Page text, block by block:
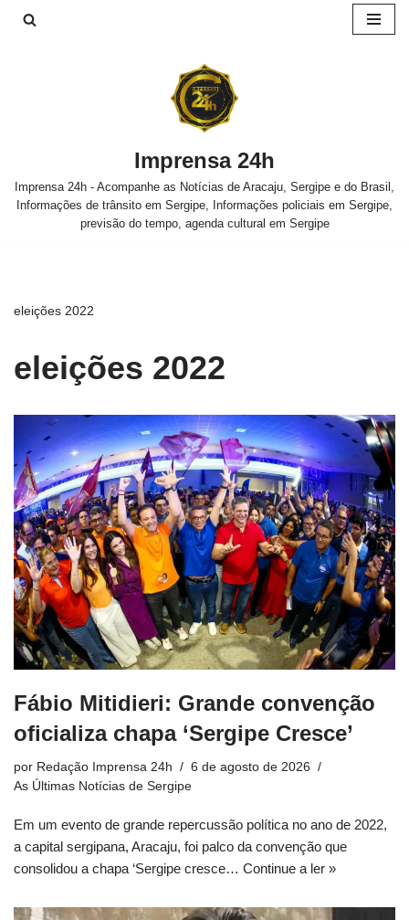
Imprensa 24h
Imprensa 24h - Acompanhe as Notícias de Aracaju, Sergipe e do Brasil,
Informações de trânsito em Sergipe, Informações policiais em Sergipe,
previsão do tempo, agenda cultural em Sergipe
eleições 2022
eleições 2022
Fábio Mitidieri: Grande convenção
oficializa chapa ‘Sergipe Cresce’
por Redação Imprensa 24h
6 de agosto de 2026
As Últimas Notícias de Sergipe
Em um evento de grande repercussão política no ano de 2022,
a capital sergipana, Aracaju, foi palco da convenção que
consolidou a chapa ‘Sergipe cresce… Continue a ler »